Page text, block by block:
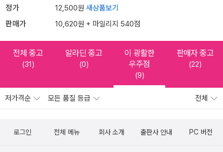
정가 12,500원 새상품보기
판매가 10,620원 + 마일리지 540점
전체 중고
(31)
알라딘 중고
(0)
이 광활한
우주점
(9)
판매자 중고
(22)
저가격순 모든 품질 등급 전체
로그인 전체 메뉴 회사 소개 출판사 안내 PC 버전